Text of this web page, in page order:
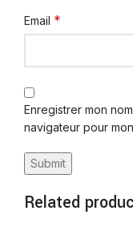
Email *
Enregistrer mon
navigateur pour
Related